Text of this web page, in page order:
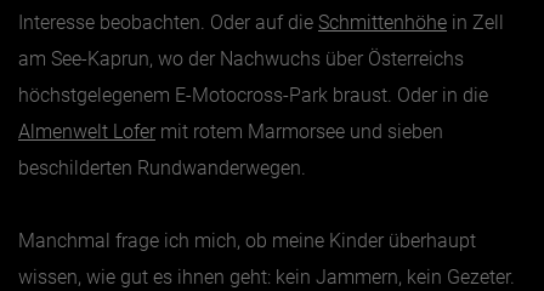
Interesse beobachten. Oder auf die Schmittenhöhe in Zell
am See-Kaprun, wo der Nachwuchs über Österreichs
höchstgelegenem E-Motocross-Park braust. Oder in die
Almenwelt Lofer mit rotem Marmorsee und sieben
beschilderten Rundwanderwegen.
Manchmal frage ich mich, ob meine Kinder überhaupt
wissen, wie gut es ihnen geht: kein Jammern, kein Gezeter.